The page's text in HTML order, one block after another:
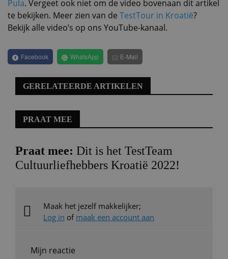
Pula. Vergeet ook niet om de video bovenaan dit artikel
te bekijken. Meer zien van de TestTour in Kroatië?
Bekijk alle video’s op ons YouTube-kanaal.
Facebook WhatsApp E-Mail
GERELATEERDE ARTIKELEN
PRAAT MEE
Praat mee: Dit is het TestTeam
Cultuurliefhebbers Kroatië 2022!
Maak het jezelf makkelijker;
Log in of maak een account aan
Mijn reactie